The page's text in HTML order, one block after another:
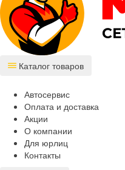
Каталог товаров
Автосервис
Оплата и доставка
Акции
О компании
Для юрлиц
Контакты